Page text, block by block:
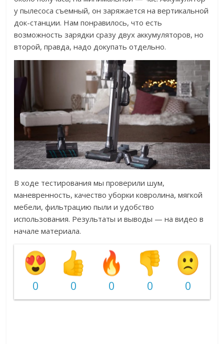
у пылесоса съемный, он заряжается на вертикальной
док-станции. Нам понравилось, что есть
возможность зарядки сразу двух аккумуляторов, но
второй, правда, надо докупать отдельно.
В ходе тестирования мы проверили шум,
маневренность, качество уборки ковролина, мягкой
мебели, фильтрацию пыли и удобство
использования. Результаты и выводы — на видео в
начале материала.
0 0 0 0 0